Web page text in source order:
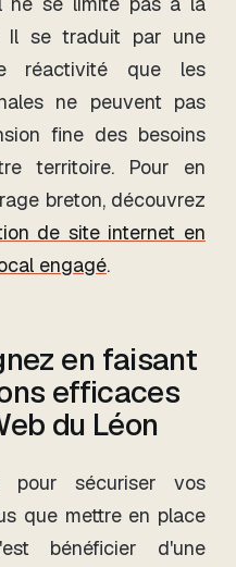
Il se traduit par une
réactivité que les
ne peuvent pas
fine des besoins
territoire. Pour en
breton, découvrez
de site internet en
engagé.
en faisant
efficaces
du Léon
pour sécuriser vos
que mettre en place
bénéficier d'une